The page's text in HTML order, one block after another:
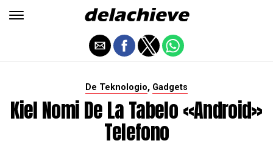
De Teknologio, Gadgets
Kiel Nomi De La Tabelo «Android»
Telefono